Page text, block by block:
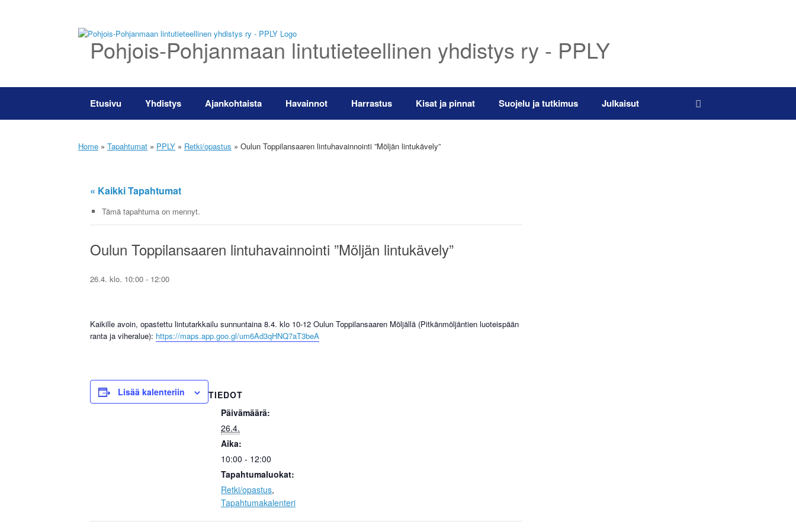
Pohjois-Pohjanmaan lintutieteellinen yhdistys ry - PPLY
Etusivu Yhdistys Ajankohtaista Havainnot Harrastus Kisat ja pinnat Suojelu ja tutkimus Julkaisut
Home » Tapahtumat » PPLY » Retki/opastus » Oulun Toppilansaaren lintuhavainnointi ”Möljän lintukävely”
« Kaikki Tapahtumat
Tämä tapahtuma on mennyt.
Oulun Toppilansaaren lintuhavainnointi ”Möljän lintukävely”
26.4. klo. 10:00 - 12:00
Kaikille avoin, opastettu lintutarkkailu sunnuntaina 8.4. klo 10-12 Oulun Toppilansaaren Möljällä (Pitkänmöljäntien luoteispään
ranta ja viheralue): https://maps.app.goo.gl/um6Ad3qHNQ7aT3beA
Lisää kalenteriin
TIEDOT
Päivämäärä:
26.4.
Aika:
10:00 - 12:00
Tapahtumaluokat:
Retki/opastus,
Tapahtumakalenteri